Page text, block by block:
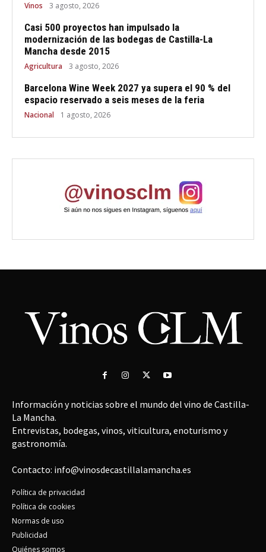
Vinos 3 agosto, 2026
Casi 500 proyectos han impulsado la
modernización de las bodegas de Castilla-La
Mancha desde 2015
Agricultura 3 agosto, 2026
Barcelona Wine Week 2027 ya supera el 90 % del
espacio reservado a seis meses de la feria
Nacional 1 agosto, 2026
Información y noticias sobre el mundo del vino de Castilla-
La Mancha.
Entrevistas, bodegas, vinos, viticultura, enoturismo y
gastronomía.
Contacto: info@vinosdecastillalamancha.es
Política de privacidad
Política de cookies
Normas de uso
Publicidad
Quiénes somos